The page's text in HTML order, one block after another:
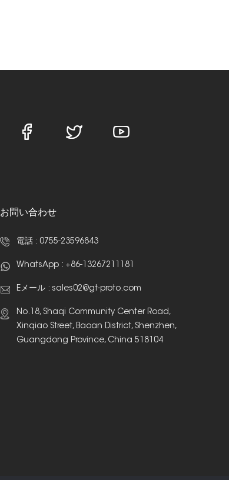
お問い合わせ
電話 : 0755-23596843
WhatsApp : +86-13267211181
Eメール : sales02@gt-proto.com
No.18, Shaqi Community Center Road,
Xinqiao Street, Baoan District, Shenzhen,
Guangdong Province, China 518104